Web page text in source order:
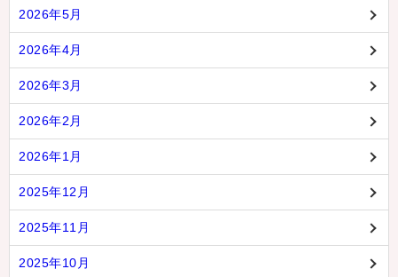
2026年5月
2026年4月
2026年3月
2026年2月
2026年1月
2025年12月
2025年11月
2025年10月